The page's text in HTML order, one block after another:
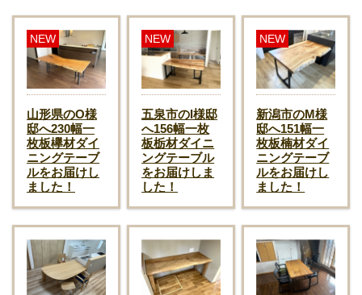
NEW
山形県のO様
邸へ230幅一
枚板欅材ダイ
ニングテーブ
ルをお届けし
ました！
NEW
五泉市のI様邸
へ156幅一枚
板栃材ダイニ
ングテーブル
をお届けしま
した！
NEW
新潟市のM様
邸へ151幅一
枚板楠材ダイ
ニングテーブ
ルをお届けし
ました！